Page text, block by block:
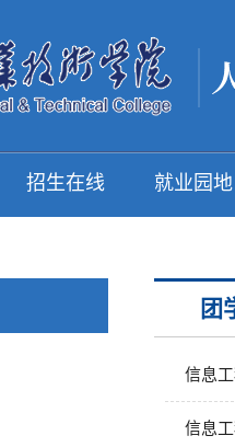
招生在线 就业园地
团
信息
信息